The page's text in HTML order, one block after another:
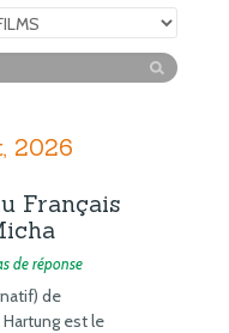
2026
Français
de réponse
de
Hartung est le